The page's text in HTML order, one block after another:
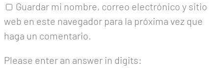
Guardar mi nombre, correo electrónico y sitio
web en este navegador para la próxima vez que
haga un comentario.
Please enter an answer in digits: